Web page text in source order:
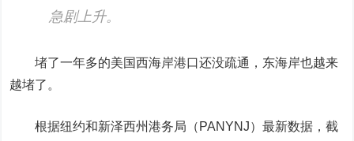
急剧上升。
堵了一年多的美国西海岸港口还没疏通，东海岸也越来
越堵了。
根据纽约和新泽西州港务局（PANYNJ）最新数据，截